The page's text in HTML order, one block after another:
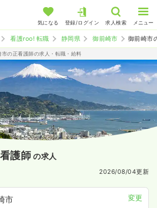
気になる 登録/ログイン 求人検索 メニュー
看護roo! 転職 静岡県 御前崎市 御前崎市
市の正看護師の求人・転職・給料
護師 の求人
2026/08/04更新
市 変更